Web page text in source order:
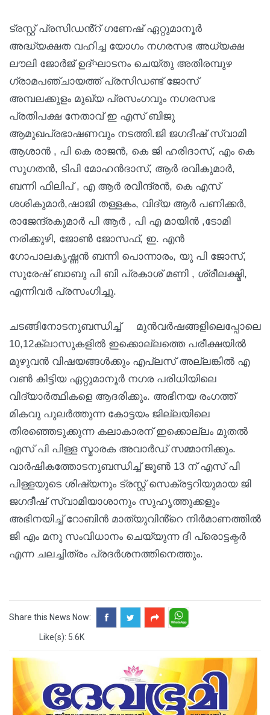
ട്രസ്റ്റ് പ്രസിഡൻ്റ് ഗണേഷ് ഏറ്റുമാനൂർ
അദ്ധ്യക്ഷത വഹിച്ച യോഗം നഗരസഭ അധ്യക്ഷ
ലൗലി ജോർജ് ഉദ്ഘാടനം ചെയ്തു അതിരമ്പുഴ
ഗ്രാമപഞ്ചായത്ത് പ്രസിഡണ്ട് ജോസ്
അമ്പലക്കുളം മുഖ്യ പ്രസംഗവും നഗരസഭ
പ്രതിപക്ഷ നേതാവ് ഇ എസ് ബിജു
ആമുഖപ്രഭാഷണവും നടത്തി.ജി ജഗദീഷ് സ്വാമി
ആശാൻ , പി കെ രാജൻ, കെ ജി ഹരിദാസ്, എം കെ
സുഗതൻ, ടിപി മോഹൻദാസ്, ആർ രവികുമാർ,
ബന്നി ഫിലിപ് , എ ആർ രവീന്ദ്രൻ, കെ എസ്
ശശികുമാർ,ഷാജി തള്ളകം, വിദ്യ ആർ പണിക്കർ,
രാജേന്ദ്രകുമാർ പി ആർ , പി എ മായിൻ ,ടോമി
നരിക്കുഴി, ജോൺ ജോസഫ്, ഇ. എൻ
ഗോപാലകൃഷ്ണൻ ബന്നി പൊന്നാരം, യു പി ജോസ്,
സുരേഷ് ബാബു പി ബി പ്രകാശ് മണി , ശ്രീലക്ഷ്മി,
എന്നിവർ പ്രസംഗിച്ചു.
ചടങ്ങിനോടനുബന്ധിച്ച് മുൻവർഷങ്ങളിലെപ്പോലെ
10,12ക്ലാസുകളിൽ ഇക്കൊല്ലത്തെ പരീക്ഷയിൽ
മുഴുവൻ വിഷയങ്ങൾക്കും എപ്ലസ് അല്ലങ്കിൽ എ
വൺ കിട്ടിയ ഏറ്റുമാനൂർ നഗര പരിധിയിലെ
വിദ്യാർത്ഥികളെ ആദരിക്കും. അഭിനയ രംഗത്ത്
മികവു പുലർത്തുന്ന കോട്ടയം ജില്ലയിലെ
തിരഞ്ഞെടുക്കുന്ന കലാകാരന് ഇക്കൊല്ലം മുതൽ
എസ് പി പിള്ള സ്മാരക അവാർഡ് സമ്മാനിക്കും.
വാർഷികത്തോടനുബന്ധിച്ച് ജൂൺ 13 ന് എസ് പി
പിള്ളയുടെ ശിഷ്യനും ട്രസ്റ്റ് സെക്രട്ടറിയുമായ ജി
ജഗദീഷ് സ്വാമിയാശാനും സുഹൃത്തുക്കളും
അഭിനയിച്ച് റോബിൻ മാത്യുവിൻ്റെ നിർമാണത്തിൽ
ജി എം മനു സംവിധാനം ചെയ്യുന്ന ദി പ്രൊട്ടക്ടർ
എന്ന ചലച്ചിത്രം പ്രദർശനത്തിനെത്തും.
Share this News Now:
Like(s): 5.6K